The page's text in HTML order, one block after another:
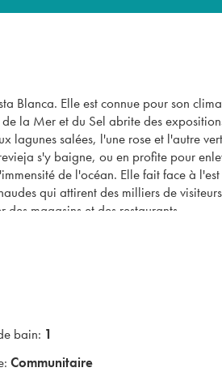
Blanca. Elle est connue pour son
la Mer et du Sel abrite des
lagunes salées, l'une rose et l'autre
s'y baigne, ou en profite pour
de l'océan. Elle fait face à
qui attirent des milliers de
magasins et des restaurants.
des placards dans toutes les
avec une belle piscine commune sur
Bricks dès aujourd'hui et laissez
bain: 1
Communitaire